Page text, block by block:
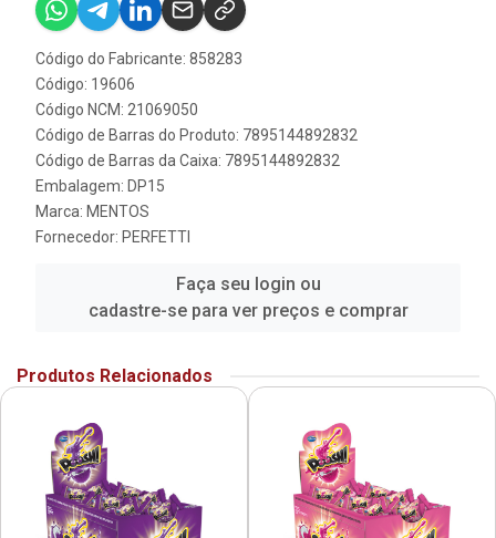
Código do Fabricante: 858283
Código: 19606
Código NCM: 21069050
Código de Barras do Produto: 7895144892832
Código de Barras da Caixa: 7895144892832
Embalagem: DP15
Marca: MENTOS
Fornecedor: PERFETTI
Faça seu login ou
cadastre-se para ver preços e comprar
Produtos Relacionados